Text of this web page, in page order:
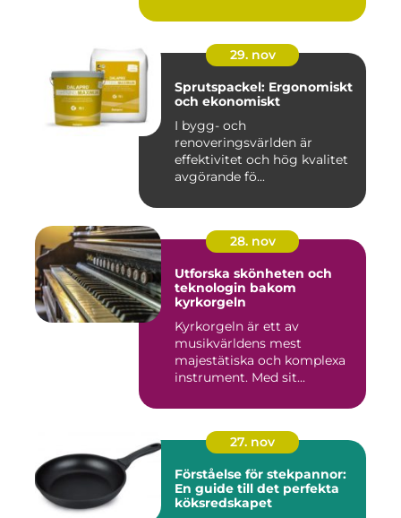
29. nov
Sprutspackel: Ergonomiskt
och ekonomiskt
I bygg- och
renoveringsvärlden är
effektivitet och hög kvalitet
avgörande fö...
28. nov
Utforska skönheten och
teknologin bakom
kyrkorgeln
Kyrkorgeln är ett av
musikvärldens mest
majestätiska och komplexa
instrument. Med sit...
27. nov
Förståelse för stekpannor:
En guide till det perfekta
köksredskapet